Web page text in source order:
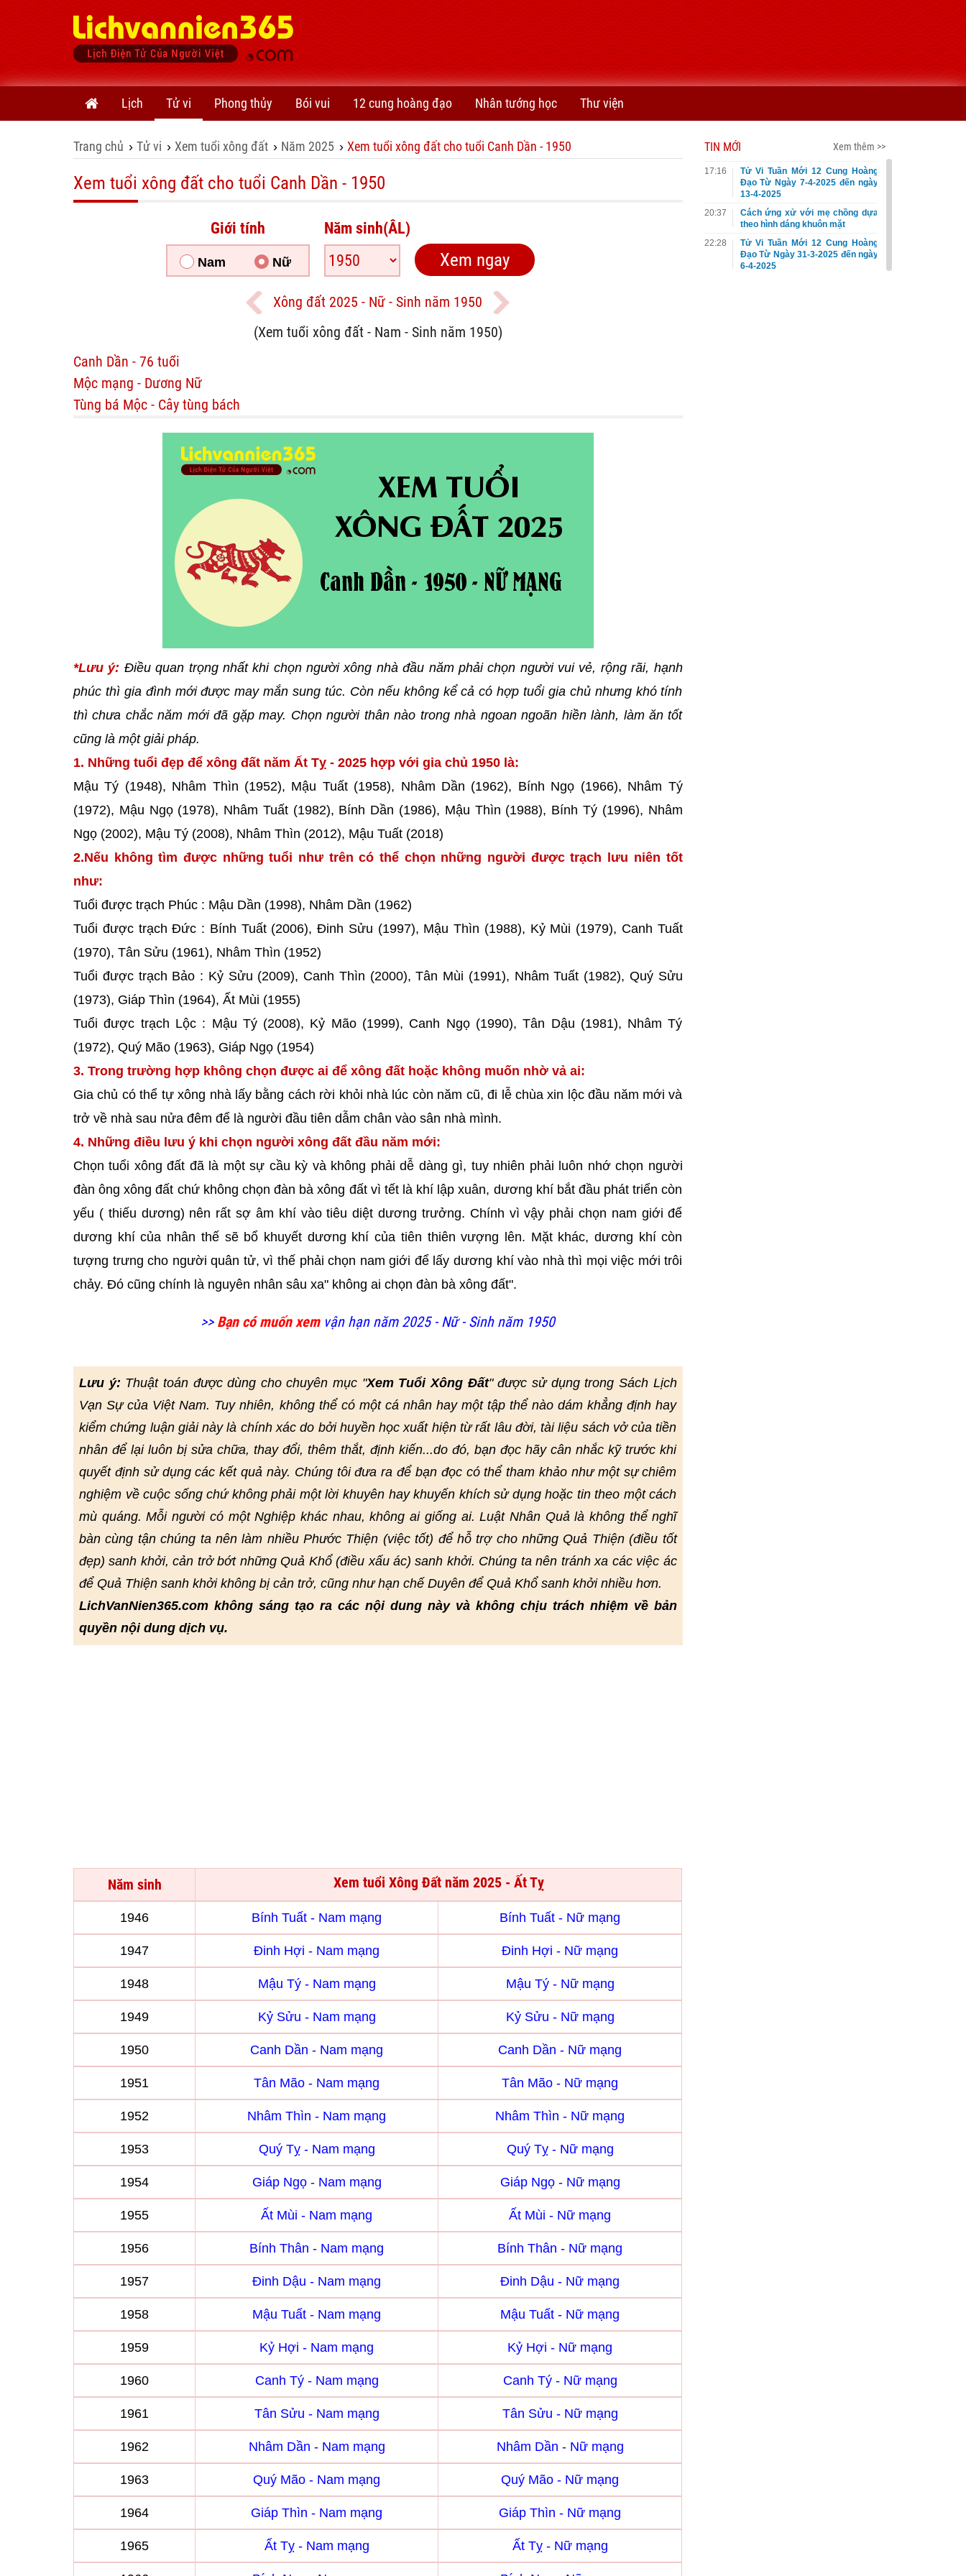
Lịch Tử vi Phong thủy Bói vui 12 cung hoàng đạo Nhân tướng học Thư viện
Trang chủ › Tử vi › Xem tuổi xông đất › Năm 2025 › Xem tuổi xông đất cho tuổi Canh Dần - 1950
Xem tuổi xông đất cho tuổi Canh Dần - 1950
Giới tính
Nam Nữ
Năm sinh(ÂL)
Xông đất 2025 - Nữ - Sinh năm 1950
(Xem tuổi xông đất - Nam - Sinh năm 1950)
Canh Dần - 76 tuổi
Mộc mạng - Dương Nữ
Tùng bá Mộc - Cây tùng bách
*Lưu ý: Điều quan trọng nhất khi chọn người xông nhà đầu năm phải chọn người vui vẻ, rộng rãi, hạnh
phúc thì gia đình mới được may mắn sung túc. Còn nếu không kể cả có hợp tuổi gia chủ nhưng khó tính
thì chưa chắc năm mới đã gặp may. Chọn người thân nào trong nhà ngoan ngoãn hiền lành, làm ăn tốt
cũng là một giải pháp.
1. Những tuổi đẹp để xông đất năm Ất Tỵ - 2025 hợp với gia chủ 1950 là:
Mậu Tý (1948), Nhâm Thìn (1952), Mậu Tuất (1958), Nhâm Dần (1962), Bính Ngọ (1966), Nhâm Tý
(1972), Mậu Ngọ (1978), Nhâm Tuất (1982), Bính Dần (1986), Mậu Thìn (1988), Bính Tý (1996), Nhâm
Ngọ (2002), Mậu Tý (2008), Nhâm Thìn (2012), Mậu Tuất (2018)
2.Nếu không tìm được những tuổi như trên có thể chọn những người được trạch lưu niên tốt
như:
Tuổi được trạch Phúc : Mậu Dần (1998), Nhâm Dần (1962)
Tuổi được trạch Đức : Bính Tuất (2006), Đinh Sửu (1997), Mậu Thìn (1988), Kỷ Mùi (1979), Canh Tuất
(1970), Tân Sửu (1961), Nhâm Thìn (1952)
Tuổi được trạch Bảo : Kỷ Sửu (2009), Canh Thìn (2000), Tân Mùi (1991), Nhâm Tuất (1982), Quý Sửu
(1973), Giáp Thìn (1964), Ất Mùi (1955)
Tuổi được trạch Lộc : Mậu Tý (2008), Kỷ Mão (1999), Canh Ngọ (1990), Tân Dậu (1981), Nhâm Tý
(1972), Quý Mão (1963), Giáp Ngọ (1954)
3. Trong trường hợp không chọn được ai để xông đất hoặc không muốn nhờ vả ai:
Gia chủ có thể tự xông nhà lấy bằng cách rời khỏi nhà lúc còn năm cũ, đi lễ chùa xin lộc đầu năm mới và
trở về nhà sau nửa đêm để là người đầu tiên dẫm chân vào sân nhà mình.
4. Những điều lưu ý khi chọn người xông đất đầu năm mới:
Chọn tuổi xông đất đã là một sự cầu kỳ và không phải dễ dàng gì, tuy nhiên phải luôn nhớ chọn người
đàn ông xông đất chứ không chọn đàn bà xông đất vì tết là khí lập xuân, dương khí bắt đầu phát triển còn
yếu ( thiếu dương) nên rất sợ âm khí vào tiêu diệt dương trưởng. Chính vì vậy phải chọn nam giới để
dương khí của nhân thế sẽ bổ khuyết dương khí của tiên thiên vượng lên. Mặt khác, dương khí còn
tượng trưng cho người quân tử, vì thế phải chọn nam giới để lấy dương khí vào nhà thì mọi việc mới trôi
chảy. Đó cũng chính là nguyên nhân sâu xa" không ai chọn đàn bà xông đất".
>> Bạn có muốn xemvận hạn năm 2025 - Nữ - Sinh năm 1950
Lưu ý: Thuật toán được dùng cho chuyên mục "Xem Tuổi Xông Đất" được sử dụng trong Sách Lịch
Vạn Sự của Việt Nam. Tuy nhiên, không thể có một cá nhân hay một tập thể nào dám khẳng định hay
kiểm chứng luận giải này là chính xác do bởi huyền học xuất hiện từ rất lâu đời, tài liệu sách vở của tiền
nhân để lại luôn bị sửa chữa, thay đổi, thêm thắt, định kiến...do đó, bạn đọc hãy cân nhắc kỹ trước khi
quyết định sử dụng các kết quả này. Chúng tôi đưa ra để bạn đọc có thể tham khảo như một sự chiêm
nghiệm về cuộc sống chứ không phải một lời khuyên hay khuyến khích sử dụng hoặc tin theo một cách
mù quáng. Mỗi người có một Nghiệp khác nhau, không ai giống ai. Luật Nhân Quả là không thể nghĩ
bàn cùng tận chúng ta nên làm nhiều Phước Thiện (việc tốt) để hỗ trợ cho những Quả Thiện (điều tốt
đẹp) sanh khởi, cản trở bớt những Quả Khổ (điều xấu ác) sanh khởi. Chúng ta nên tránh xa các việc ác
để Quả Thiện sanh khởi không bị cản trở, cũng như hạn chế Duyên để Quả Khổ sanh khởi nhiều hơn.
LichVanNien365.com không sáng tạo ra các nội dung này và không chịu trách nhiệm về bản
quyền nội dung dịch vụ.
Năm sinh Xem tuổi Xông Đất năm 2025 - Ất Tỵ
1946 Bính Tuất - Nam mạng Bính Tuất - Nữ mạng
1947 Đinh Hợi - Nam mạng Đinh Hợi - Nữ mạng
1948 Mậu Tý - Nam mạng Mậu Tý - Nữ mạng
1949 Kỷ Sửu - Nam mạng Kỷ Sửu - Nữ mạng
1950 Canh Dần - Nam mạng Canh Dần - Nữ mạng
1951 Tân Mão - Nam mạng Tân Mão - Nữ mạng
1952 Nhâm Thìn - Nam mạng Nhâm Thìn - Nữ mạng
1953 Quý Tỵ - Nam mạng Quý Tỵ - Nữ mạng
1954 Giáp Ngọ - Nam mạng Giáp Ngọ - Nữ mạng
1955 Ất Mùi - Nam mạng Ất Mùi - Nữ mạng
1956 Bính Thân - Nam mạng Bính Thân - Nữ mạng
1957 Đinh Dậu - Nam mạng Đinh Dậu - Nữ mạng
1958 Mậu Tuất - Nam mạng Mậu Tuất - Nữ mạng
1959 Kỷ Hợi - Nam mạng Kỷ Hợi - Nữ mạng
1960 Canh Tý - Nam mạng Canh Tý - Nữ mạng
1961 Tân Sửu - Nam mạng Tân Sửu - Nữ mạng
1962 Nhâm Dần - Nam mạng Nhâm Dần - Nữ mạng
1963 Quý Mão - Nam mạng Quý Mão - Nữ mạng
1964 Giáp Thìn - Nam mạng Giáp Thìn - Nữ mạng
1965 Ất Tỵ - Nam mạng Ất Tỵ - Nữ mạng
TIN MỚI Xem thêm >>
17:16
Tử Vi Tuần Mới 12 Cung Hoàng
Đạo Từ Ngày 7-4-2025 đến ngày
13-4-2025
20:37
Cách ứng xử với mẹ chồng dựa
theo hình dáng khuôn mặt
22:28
Tử Vi Tuần Mới 12 Cung Hoàng
Đạo Từ Ngày 31-3-2025 đến ngày
6-4-2025